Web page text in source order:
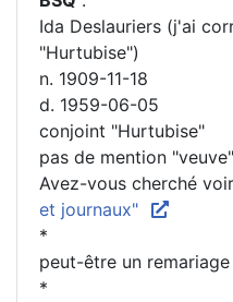
Ida Deslauriers (j'ai
"Hurtubise")
n. 1909-11-18
d. 1959-06-05
conjoint "Hurtubise"
pas de mention "veuve"
Avez-vous cherché
et journaux"
*
peut-être un
*